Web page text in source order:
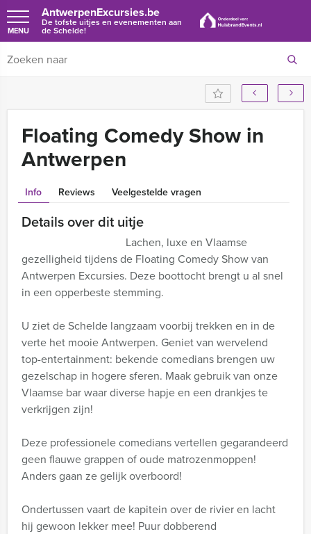
AntwerpenExcursies.be
De tofste uitjes en evenementen aan
de Schelde!
MENU
Floating Comedy Show in
Antwerpen
Info Reviews Veelgestelde vragen
Details over dit uitje
Lachen, luxe en Vlaamse
gezelligheid tijdens de Floating Comedy Show van
Antwerpen Excursies. Deze boottocht brengt u al snel
in een opperbeste stemming.
U ziet de Schelde langzaam voorbij trekken en in de
verte het mooie Antwerpen. Geniet van wervelend
top-entertainment: bekende comedians brengen uw
gezelschap in hogere sferen. Maak gebruik van onze
Vlaamse bar waar diverse hapje en een drankjes te
verkrijgen zijn!
Deze professionele comedians vertellen gegarandeerd
geen flauwe grappen of oude matrozenmoppen!
Anders gaan ze gelijk overboord!
Ondertussen vaart de kapitein over de rivier en lacht
hij gewoon lekker mee! Puur dobberend